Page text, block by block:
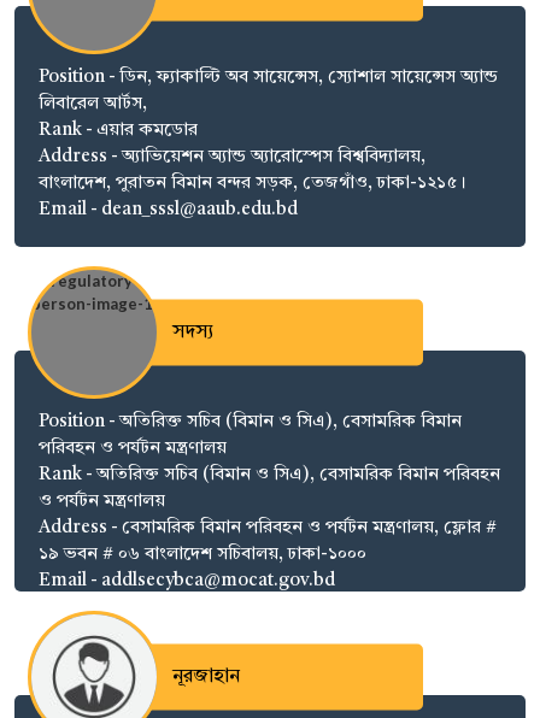
Position - ডিন, ফ্যাকাল্টি অব সায়েন্সেস, স্যোশাল সায়েন্সেস অ্যান্ড
লিবারেল আর্টস,
Rank - এয়ার কমডোর
Address - অ্যাভিয়েশন অ্যান্ড অ্যারোস্পেস বিশ্ববিদ্যালয়,
বাংলাদেশ, পুরাতন বিমান বন্দর সড়ক, তেজগাঁও, ঢাকা-১২১৫।
Email - dean_sssl@aaub.edu.bd
সদস্য
Position - অতিরিক্ত সচিব (বিমান ও সিএ), বেসামরিক বিমান
পরিবহন ও পর্যটন মন্ত্রণালয়
Rank - অতিরিক্ত সচিব (বিমান ও সিএ), বেসামরিক বিমান পরিবহন
ও পর্যটন মন্ত্রণালয়
Address - বেসামরিক বিমান পরিবহন ও পর্যটন মন্ত্রণালয়, ফ্লোর #
১৯ ভবন # ০৬ বাংলাদেশ সচিবালয়, ঢাকা-১০০০
Email - addlsecybca@mocat.gov.bd
নূরজাহান